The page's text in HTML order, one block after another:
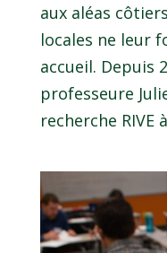
aux aléas
locales ne leur
accueil. Depuis
professeure
recherche RIVE